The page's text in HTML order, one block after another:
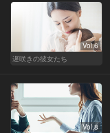
Vol.6
遅咲きの彼女たち
Vol.8